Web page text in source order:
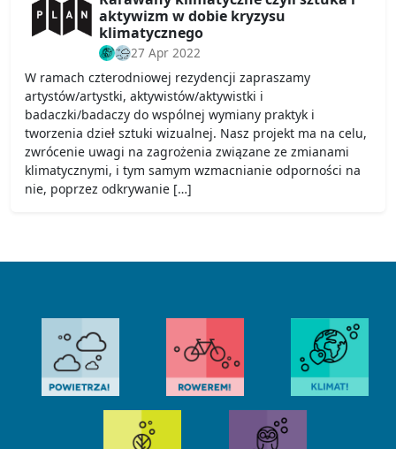
aktywizm w dobie kryzysu
klimatycznego
27 Apr 2022
W ramach czterodniowej rezydencji zapraszamy
artystów/artystki, aktywistów/aktywistki i
badaczki/badaczy do wspólnej wymiany praktyk i
tworzenia dzieł sztuki wizualnej. Nasz projekt ma na celu,
zwrócenie uwagi na zagrożenia związane ze zmianami
klimatycznymi, i tym samym wzmacnianie odporności na
nie, poprzez odkrywanie […]